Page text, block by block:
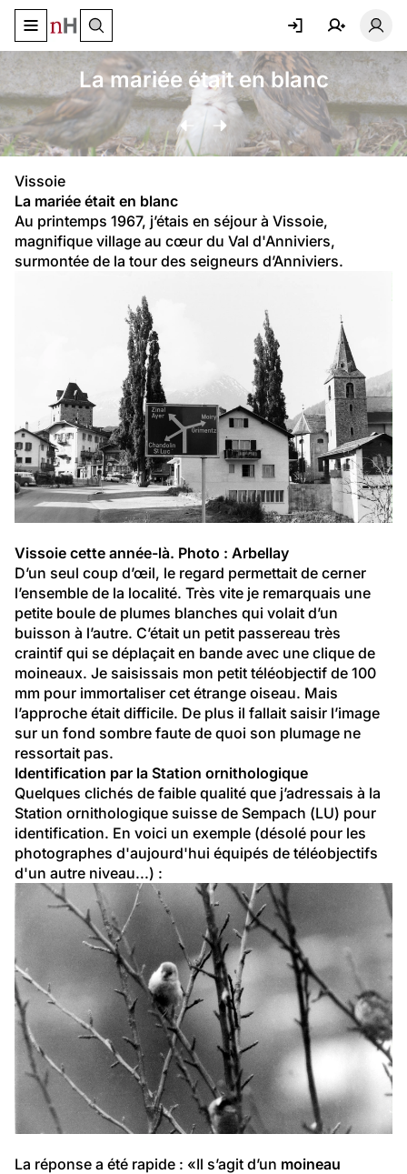
Basculer le menu de navigation
La mariée était en blanc
Vissoie
La mariée était en blanc
Au printemps 1967, j’étais en séjour à Vissoie,
magnifique village au cœur du Val d'Anniviers,
surmontée de la tour des seigneurs d’Anniviers.
Vissoie cette année-là. Photo : Arbellay
D’un seul coup d’œil, le regard permettait de cerner
l’ensemble de la localité. Très vite je remarquais une
petite boule de plumes blanches qui volait d’un
buisson à l’autre. C’était un petit passereau très
craintif qui se déplaçait en bande avec une clique de
moineaux. Je saisissais mon petit téléobjectif de 100
mm pour immortaliser cet étrange oiseau. Mais
l’approche était difficile. De plus il fallait saisir l’image
sur un fond sombre faute de quoi son plumage ne
ressortait pas.
Identification par la Station ornithologique
Quelques clichés de faible qualité que j’adressais à la
Station ornithologique suisse de Sempach (LU) pour
identification. En voici un exemple (désolé pour les
photographes d'aujourd'hui équipés de téléobjectifs
d'un autre niveau...) :
La réponse a été rapide : «Il s’agit d’un moineau